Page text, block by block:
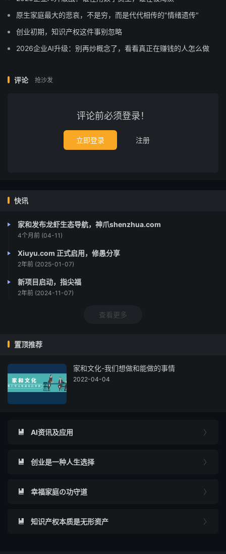
原生家庭最大的悲哀，不是穷，而是代代相传的"情绪遗传"
创业初期，知识产权这件事别忽略
2026企业AI升级：别再炒概念了，看看真正在赚钱的人怎么做
评论 抢沙发
评论前必须登录！
立即登录 注册
快讯
家和发布龙虾生态导航，神爪shenzhua.com
4个月前 (04-11)
Xiuyu.com 正式启用，修愚分享
2年前 (2025-01-07)
新项目启动，指尖福
2年前 (2024-11-07)
查看更多
置顶推荐
家和文化-我们想做和能做的事情
2022-04-04

 AI资讯及应用

 创业是一种人生选择

 幸福家庭の功守道

 知识产权本质是无形资产